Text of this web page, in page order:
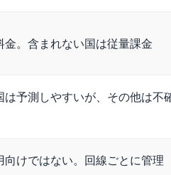
金。含まれない国は従量課金
は予測しやすいが、その他は不
向けではない。回線ごとに管理